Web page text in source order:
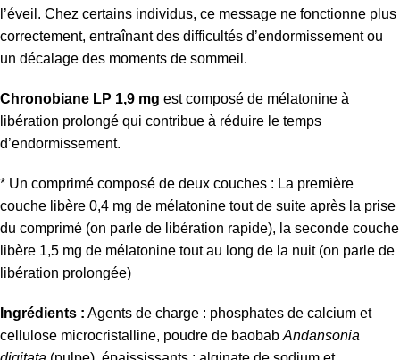
l’éveil. Chez certains individus, ce message ne fonctionne plus
correctement, entraînant des difficultés d’endormissement ou
un décalage des moments de sommeil.
Chronobiane LP 1,9 mg est composé de mélatonine à
libération prolongé qui contribue à réduire le temps
d’endormissement.
* Un comprimé composé de deux couches : La première
couche libère 0,4 mg de mélatonine tout de suite après la prise
du comprimé (on parle de libération rapide), la seconde couche
libère 1,5 mg de mélatonine tout au long de la nuit (on parle de
libération prolongée)
Ingrédients : Agents de charge : phosphates de calcium et
cellulose microcristalline, poudre de baobab Andansonia